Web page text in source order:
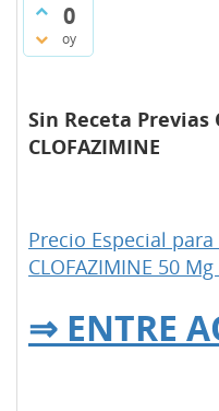
0
oy
Sin Receta Previas
CLOFAZIMINE
Precio Especial
CLOFAZIMINE 50
⇒ ENTRE